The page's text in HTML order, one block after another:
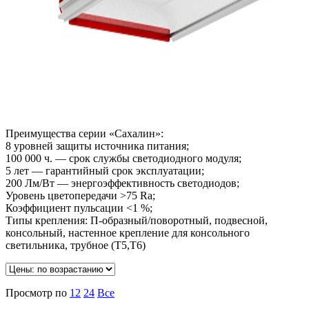
Преимущества серии «Сахалин»:
8 уровней защиты источника питания;
100 000 ч. — срок службы светодиодного модуля;
5 лет — гарантийный срок эксплуатации;
200 Лм/Вт — энергоэффективность светодиодов;
Уровень цветопередачи >75 Ra;
Коэффициент пульсации <1 %;
Типы крепления: П-образный/поворотный, подвесной,
консольный, настенное крепление для консольного
светильника, трубное (Т5,Т6)
Просмотр по 12 24 Все